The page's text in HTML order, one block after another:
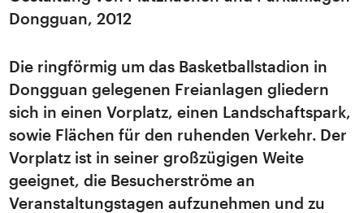
Dongguan, 2012
Die ringförmig um das Basketballstadion in
Dongguan gelegenen Freianlagen gliedern
sich in einen Vorplatz, einen Landschaftspark,
sowie Flächen für den ruhenden Verkehr. Der
Vorplatz ist in seiner großzügigen Weite
geeignet, die Besucherströme an
Veranstaltungstagen aufzunehmen und zu